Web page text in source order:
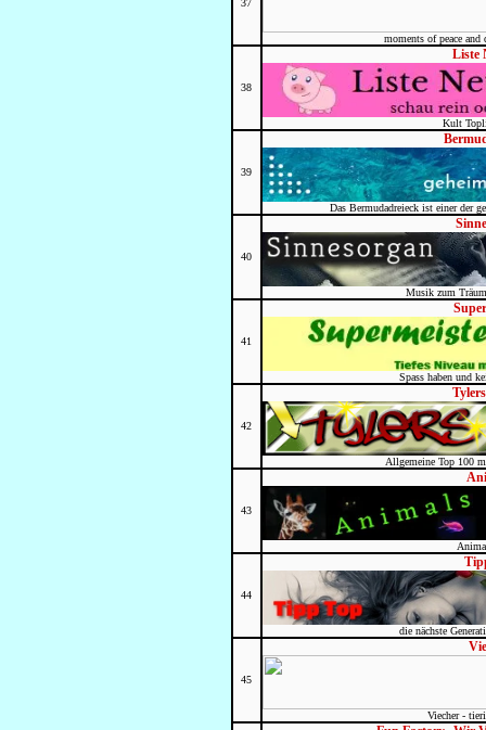
37
moments of peace
38
Liste
Kult
39
Das Bermudadreieck ist einer der
40
Musik zum
41
Spass haben und
42
Allgemeine Top 100
43
44
die nächste
45
Viecher -